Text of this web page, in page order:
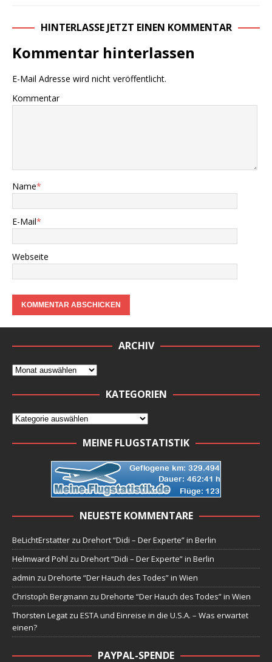
HINTERLASSE JETZT EINEN KOMMENTAR
Kommentar hinterlassen
E-Mail Adresse wird nicht veröffentlicht.
Kommentar
Name*
E-Mail*
Webseite
ARCHIV
KATEGORIEN
MEINE FLUGSTATISTIK
NEUESTE KOMMENTARE
BeLichtErstatter zu Drehort “Didi – Der Experte” in Berlin
Helmward Pohl zu Drehort “Didi – Der Experte” in Berlin
admin zu Drehorte “Der Hauch des Todes” in Wien
Christoph Bergmann zu Drehorte “Der Hauch des Todes” in Wien
Thorsten Legat zu ESTA und Einreise in die U.S.A. – Was erwartet
einen?
PAYPAL-SPENDE